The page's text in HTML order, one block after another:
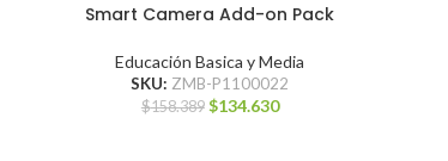
Smart Camera Add-on Pack
Educación Basica y Media
SKU: ZMB-P1100022
$158.389 $134.630